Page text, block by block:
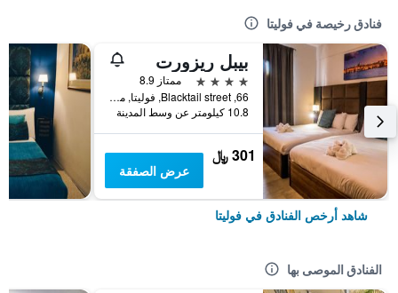
فنادق رخيصة في فوليتا
بيبل ريزورت
4 نجوم
ممتاز 8.9
66, Blacktail street, فوليتا, مالطا
10.8 كيلومتر عن وسط المدينة
301 ﷼
عرض الصفقة
شاهد أرخص الفنادق في فوليتا
الفنادق الموصى بها